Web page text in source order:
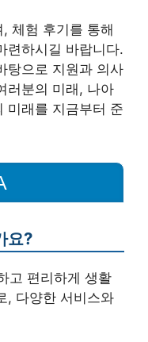
체험 후기를 통해
련하시길 바랍니다.
탕으로 지원과 의사
러분의 미래, 나아
미래를 지금부터 준
요?
고 편리하게 생활
, 다양한 서비스와